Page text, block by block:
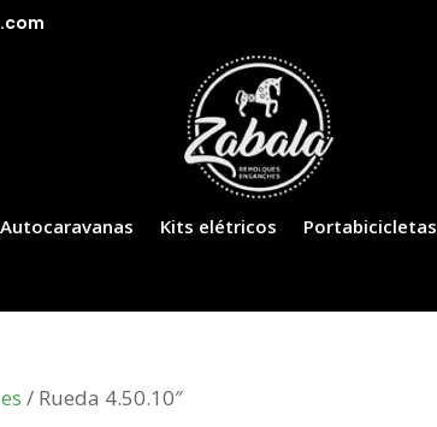
Kits elétricos Portabicicletas
/ Rueda 4.50.10″